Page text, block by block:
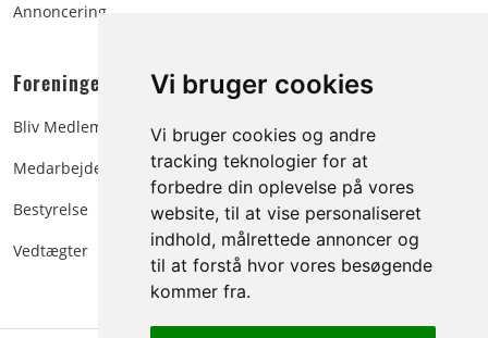
Vi bruger cookies
Vi bruger cookies og andre
tracking teknologier for at
forbedre din oplevelse på vores
website, til at vise personaliseret
indhold, målrettede annoncer og
til at forstå hvor vores besøgende
kommer fra.
Annoncering
Foreningen:
Bliv Medlem
Medarbejdere
Bestyrelse
Vedtægter